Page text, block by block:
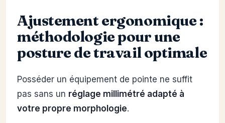
Ajustement ergonomique :
méthodologie pour une
posture de travail optimale
Posséder un équipement de pointe ne suffit
pas sans un réglage millimétré adapté à
votre propre morphologie.